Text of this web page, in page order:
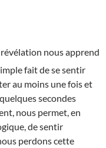
nous apprend
fait de se sentir
au moins une fois et
secondes
nous permet, en
de sentir
perdons cette